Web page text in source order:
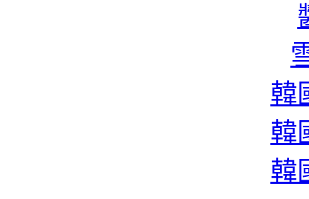
韓
韓
韓